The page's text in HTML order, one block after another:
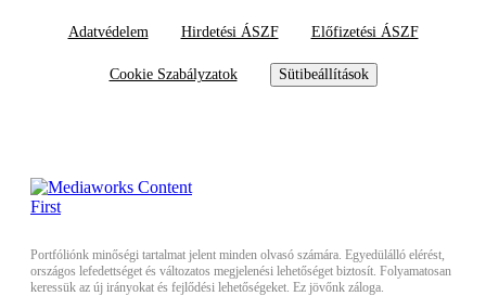
Adatvédelem Hirdetési ÁSZF Előfizetési ÁSZF
Cookie Szabályzatok Sütibeállítások
Portfóliónk minőségi tartalmat jelent minden olvasó számára. Egyedülálló elérést,
országos lefedettséget és változatos megjelenési lehetőséget biztosít. Folyamatosan
keressük az új irányokat és fejlődési lehetőségeket. Ez jövőnk záloga.